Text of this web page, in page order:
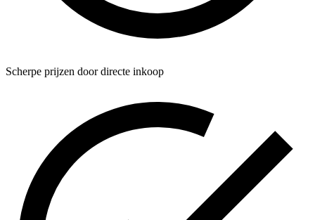
Scherpe prijzen door directe inkoop